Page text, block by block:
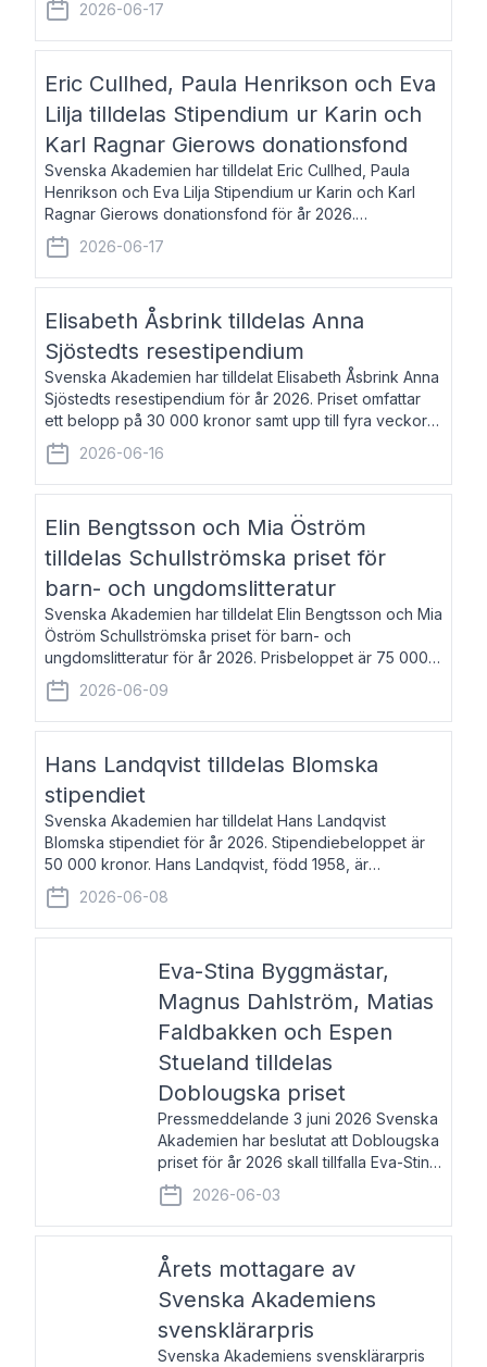
född 1981, är poet och scenartist. Josef
2026-06-17
Eric Cullhed, Paula Henrikson och Eva
Lilja tilldelas Stipendium ur Karin och
Karl Ragnar Gierows donationsfond
Svenska Akademien har tilldelat Eric Cullhed, Paula
Henrikson och Eva Lilja Stipendium ur Karin och Karl
Ragnar Gierows donationsfond för år 2026.
Stipendiebeloppet är på 70 000 kronor vardera. Eric
Cullhed, född 1985, är professor i grekis
2026-06-17
Elisabeth Åsbrink tilldelas Anna
Sjöstedts resestipendium
Svenska Akademien har tilldelat Elisabeth Åsbrink Anna
Sjöstedts resestipendium för år 2026. Priset omfattar
ett belopp på 30 000 kronor samt upp till fyra veckors
fri vistelse i Akademiens lägenhet i Berlin. Elisabeth
Åsbrink, född 1965 oc
2026-06-16
Elin Bengtsson och Mia Öström
tilldelas Schullströmska priset för
barn- och ungdomslitteratur
Svenska Akademien har tilldelat Elin Bengtsson och Mia
Öström Schullströmska priset för barn- och
ungdomslitteratur för år 2026. Prisbeloppet är 75 000
kronor vardera. Elin Bengtsson, född 1987, är författare
och forskare i genusvetenskap.
2026-06-09
Hans Landqvist tilldelas Blomska
stipendiet
Svenska Akademien har tilldelat Hans Landqvist
Blomska stipendiet för år 2026. Stipendiebeloppet är
50 000 kronor. Hans Landqvist, född 1958, är
professor i svenska vid Göteborgs universitet. Han
disputerade år 2000 på avhandlingen Författn
2026-06-08
Eva-Stina Byggmästar,
Magnus Dahlström, Matias
Faldbakken och Espen
Stueland tilldelas
Doblougska priset
Pressmeddelande 3 juni 2026 Svenska
Akademien har beslutat att Doblougska
priset för år 2026 skall tillfalla Eva-Stina
Byggmästar, Magnus Dahlström, Matias
Faldbakken samt Espen Stueland.
Prisbeloppet är 200 000 svenska
2026-06-03
Årets mottagare av
Svenska Akademiens
svensklärarpris
Svenska Akademiens svensklärarpris